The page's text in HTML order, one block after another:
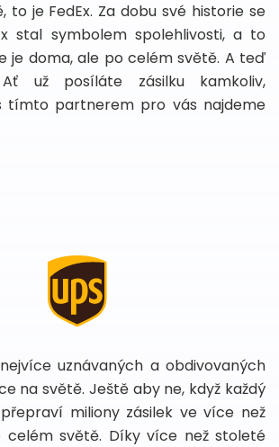
to je FedEx. Za dobu své historie se
stal symbolem spolehlivosti, a to
je doma, ale po celém světě. A teď
už posíláte zásilku kamkoliv,
tímto partnerem pro vás najdeme
uznávaných a obdivovaných
na světě. Ještě aby ne, když každý
miliony zásilek ve více než
celém světě. Díky více než stoleté